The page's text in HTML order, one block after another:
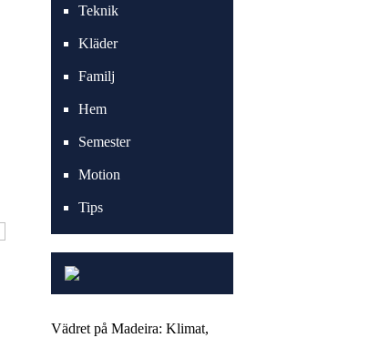
Teknik
Kläder
Familj
Hem
Semester
Motion
Tips
Vädret på Madeira: Klimat,